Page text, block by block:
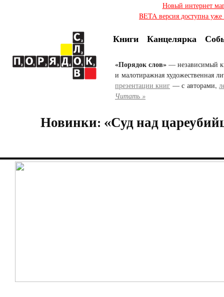
Новый интернет
BETA версия доступна
Книги Канцелярка
«Порядок слов» — независимый
и малотиражная художественная
презентации книг — с авторами,
Читать »
Новинки: «Суд над